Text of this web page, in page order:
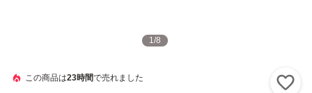
1/8
この商品は23時間で売れました